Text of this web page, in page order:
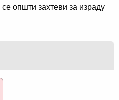
општи захтеви за израду